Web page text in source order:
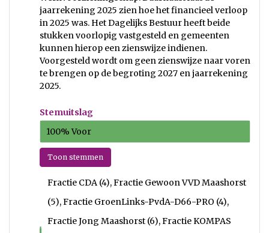
jaarrekening 2025 zien hoe het financieel verloop
in 2025 was. Het Dagelijks Bestuur heeft beide
stukken voorlopig vastgesteld en gemeenten
kunnen hierop een zienswijze indienen.
Voorgesteld wordt om geen zienswijze naar voren
te brengen op de begroting 2027 en jaarrekening
2025.
Stemuitslag
100% Voor
Toon stemmen
Fractie CDA (4), Fractie Gewoon VVD Maashorst
(5), Fractie GroenLinks-PvdA-D66-PRO (4),
Fractie Jong Maashorst (6), Fractie KOMPAS